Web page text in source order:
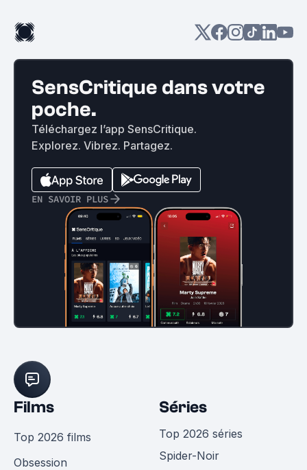
SensCritique dans votre
poche.
Téléchargez l’app SensCritique.
Explorez. Vibrez. Partagez.
EN SAVOIR PLUS
Films
Top 2026 films
Obsession
Séries
Top 2026 séries
Spider-Noir